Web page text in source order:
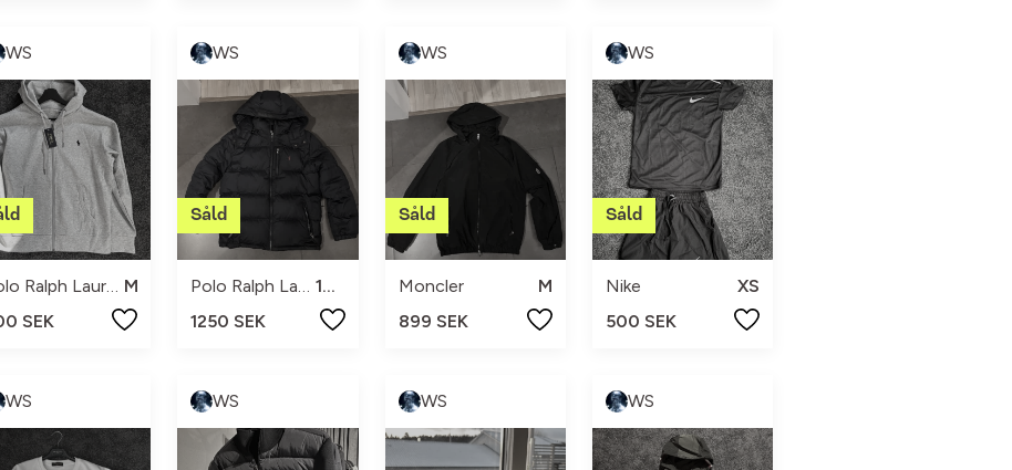
WS
Polo Ralph Lauren
SEK
WS
Polo Ralph Lauren
16yr
1250 SEK
WS
Moncler
M
899 SEK
WS
Nike
XS
500 SEK
WS WS WS WS